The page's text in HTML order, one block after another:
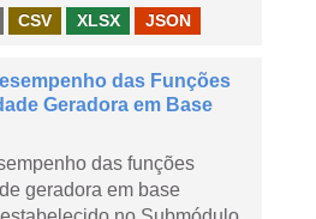
CSV XLSX JSON
das Funções
Geradora em Base
das funções
geradora em base